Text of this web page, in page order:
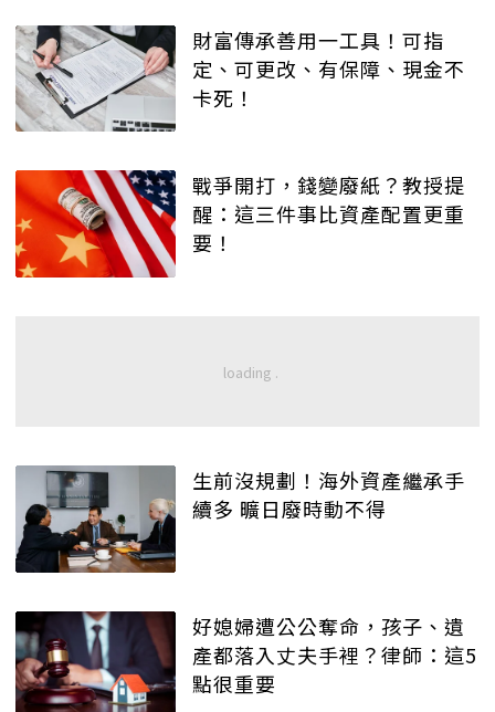
財富傳承善用一工具！可指
定、可更改、有保障、現金不
卡死！
戰爭開打，錢變廢紙？教授提
醒：這三件事比資產配置更重
要！
生前沒規劃！海外資產繼承手
續多 曠日廢時動不得
好媳婦遭公公奪命，孩子、遺
產都落入丈夫手裡？律師：這5
點很重要